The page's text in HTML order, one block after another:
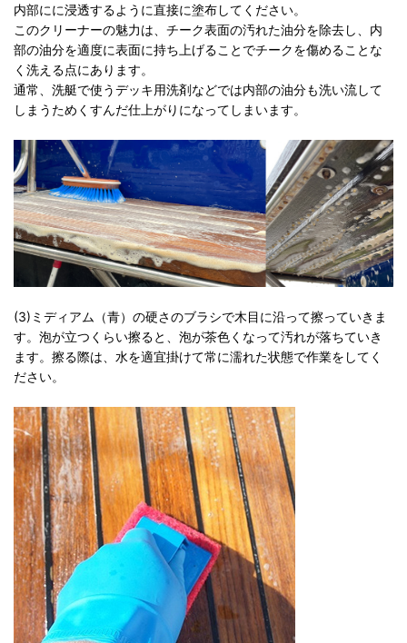
内部にに浸透するように直接に塗布してください。
このクリーナーの魅力は、チーク表面の汚れた油分を除去し、内
部の油分を適度に表面に持ち上げることでチークを傷めることな
く洗える点にあります。
通常、洗艇で使うデッキ用洗剤などでは内部の油分も洗い流して
しまうためくすんだ仕上がりになってしまいます。
(3)ミディアム（青）の硬さのブラシで木目に沿って擦っていきま
す。泡が立つくらい擦ると、泡が茶色くなって汚れが落ちていき
ます。擦る際は、水を適宜掛けて常に濡れた状態で作業をしてく
ださい。